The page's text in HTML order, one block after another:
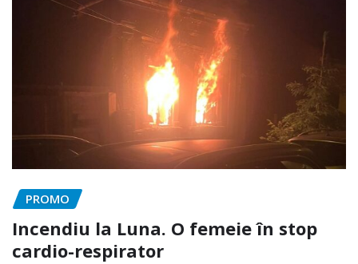
PROMO
Incendiu la Luna. O femeie în stop
cardio-respirator